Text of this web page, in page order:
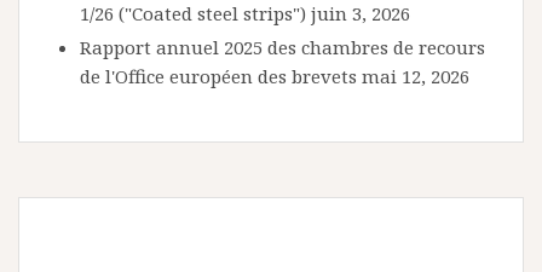
1/26 ("Coated steel strips") juin 3, 2026
Rapport annuel 2025 des chambres de recours
de l'Office européen des brevets mai 12, 2026